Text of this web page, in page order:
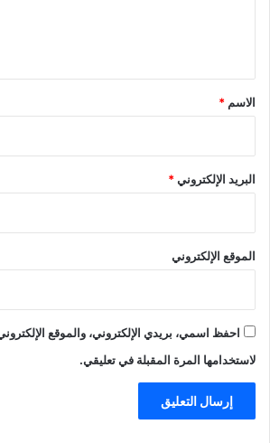
*
الاسم *
البريد الإلكتروني*
الموقع الإلكتروني
احفظ اسمي، بريدي الإلكتروني، والموقع
لاستخدامها المرة المقبلة في تعليقي.